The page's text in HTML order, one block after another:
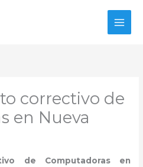
correctivo de
en Nueva
de Computadoras en